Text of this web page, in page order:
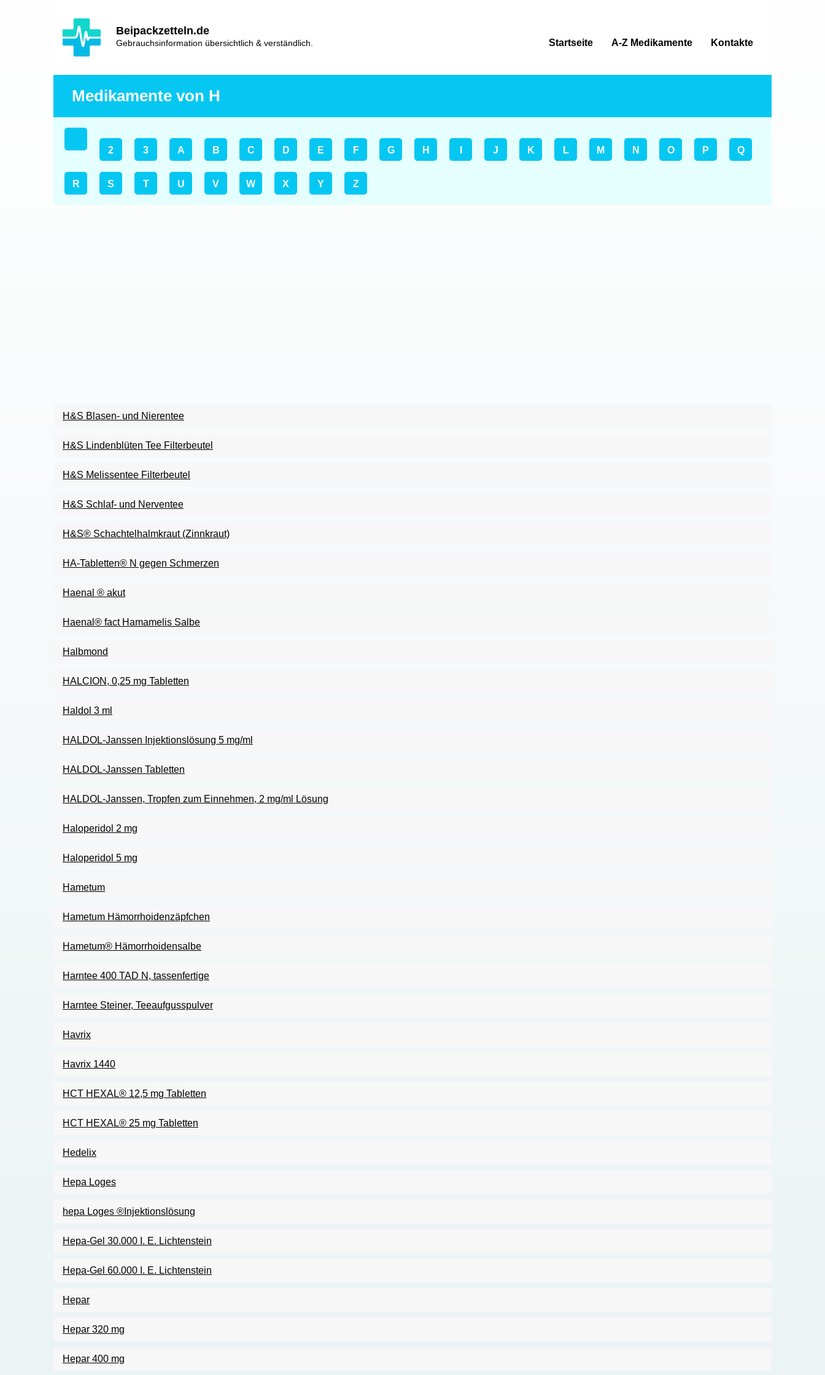
Beipackzetteln.de
Gebrauchsinformation übersichtlich & verständlich.
Hlavní
navigace
Startseite A-Z Medikamente Kontakte
Medikamente von H
2 3 A B C D E F G H J K L M N O P Q
R S T U V W X Y Z
H&S Blasen- und Nierentee
H&S Lindenblüten Tee Filterbeutel
H&S Melissentee Filterbeutel
H&S Schlaf- und Nerventee
H&S® Schachtelhalmkraut (Zinnkraut)
HA-Tabletten® N gegen Schmerzen
Haenal ® akut
Haenal® fact Hamamelis Salbe
Halbmond
HALCION, 0,25 mg Tabletten
Haldol 3 ml
HALDOL-Janssen Injektionslösung 5 mg/ml
HALDOL-Janssen Tabletten
HALDOL-Janssen, Tropfen zum Einnehmen, 2 mg/ml Lösung
Haloperidol 2 mg
Haloperidol 5 mg
Hametum
Hametum Hämorrhoidenzäpfchen
Hametum® Hämorrhoidensalbe
Harntee 400 TAD N, tassenfertige
Harntee Steiner, Teeaufgusspulver
Havrix
Havrix 1440
HCT HEXAL® 12,5 mg Tabletten
HCT HEXAL® 25 mg Tabletten
Hedelix
Hepa Loges
hepa Loges ®Injektionslösung
Hepa-Gel 30.000 I. E. Lichtenstein
Hepa-Gel 60.000 I. E. Lichtenstein
Hepar
Hepar 320 mg
Hepar 400 mg